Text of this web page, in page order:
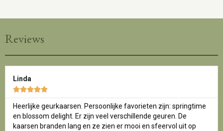
Reviews
Linda

Heerlijke geurkaarsen. Persoonlijke favorieten zijn: springtime
en blossom delight. Er zijn veel verschillende geuren. De
kaarsen branden lang en ze zien er mooi en sfeervol uit op